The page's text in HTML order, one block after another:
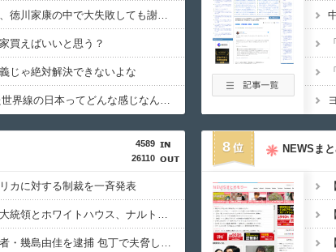
織田信長、豊臣秀吉、徳川家康の中で大失敗しても謝ったら許してくれそうなのって徳川家康だよな
買えばいいと思う？
じゃ絶対解決できないよな
GHQ統治がなかった世界線の日本ってどんな感じなんだろうな
4589
26110
カに対する制裁を一斉発表
【ワロタ】トランプ大統領とホワイトハウス、ナルトに自分の顔を合成して投稿 日本政府が苦言「公的機関であっても許諾が必要」
【速報】毎日新聞記者・幾島由佳を逮捕 包丁で夫脅した疑い
8 NEWSま